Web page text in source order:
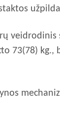
veidrodinis
73(78) kg.,